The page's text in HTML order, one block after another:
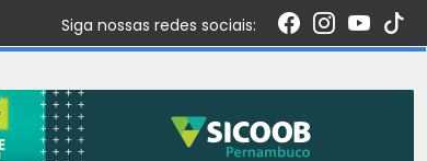
Siga nossas redes sociais: